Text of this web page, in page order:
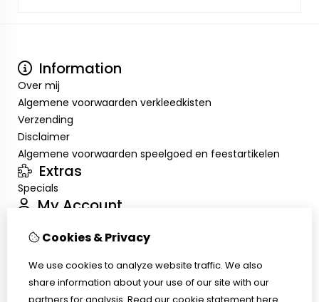
Information
Over mij
Algemene voorwaarden verkleedkisten
Verzending
Disclaimer
Algemene voorwaarden speelgoed en feestartikelen
Extras
Specials
My Account
Order History
Customer Service
Cookies & Privacy
We use cookies to analyze website traffic. We also
share information about your use of our site with our